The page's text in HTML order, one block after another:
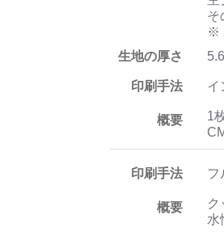
そ
※
生地の厚さ
印刷手法 イ
概要
1
印刷手法 フ
概要
ク
水